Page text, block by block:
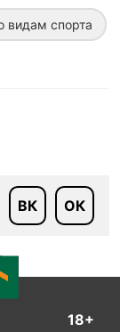
видам спорта
ВК ОК
18+